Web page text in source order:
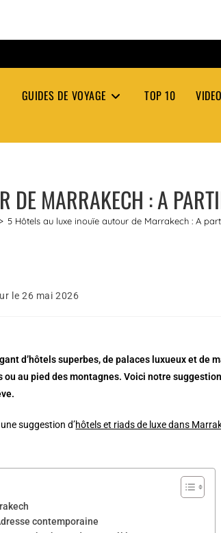
GUIDES DE VOYAGE TOP 10 VIDEO
DE MARRAKECH : A
> 5 Hôtels au luxe inouïe autour de Marrakech : A
le 26 mai 2026
d’hôtels superbes, de palaces luxueux et de
ou au pied des montagnes. Voici notre
suggestion d’hôtels et riads de luxe dans
contemporaine